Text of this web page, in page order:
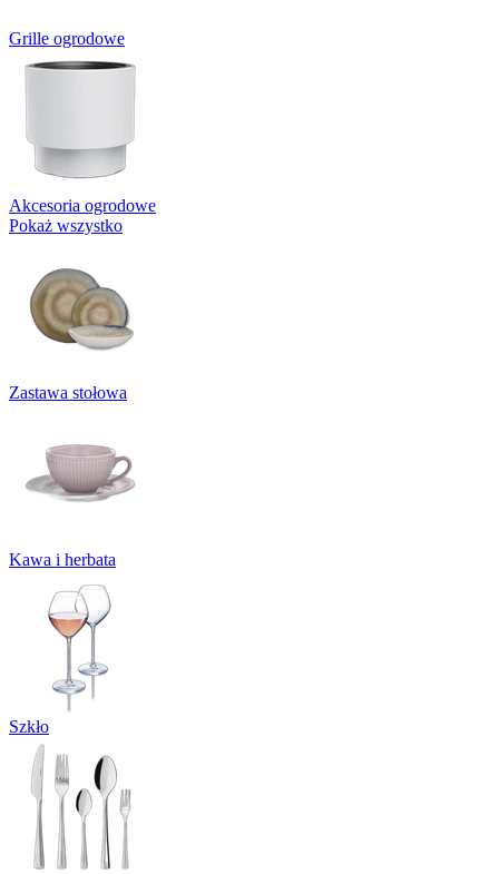
Grille ogrodowe
Akcesoria ogrodowe
Pokaż wszystko
Zastawa stołowa
Kawa i herbata
Szkło